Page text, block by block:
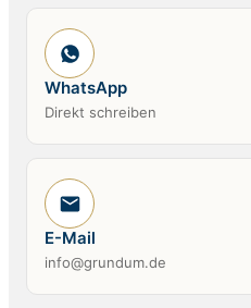
WhatsApp
Direkt schreiben
E-Mail
info@grundum.de